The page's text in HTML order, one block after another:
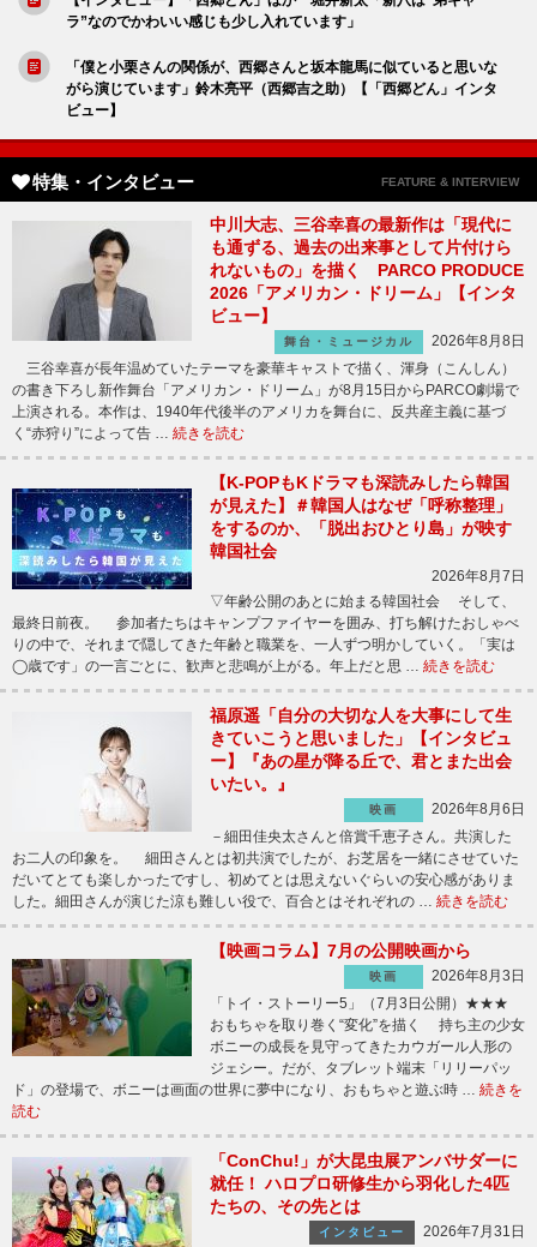
ラ”なのでかわいい感じも少し入れています」
「僕と小栗さんの関係が、西郷さんと坂本龍馬に似ていると思いな
がら演じています」鈴木亮平（西郷吉之助）【「西郷どん」インタ
ビュー】
特集・インタビュー FEATURE & INTERVIEW
中川大志、三谷幸喜の最新作は「現代に
も通ずる、過去の出来事として片付けら
れないもの」を描く PARCO PRODUCE
2026「アメリカン・ドリーム」【インタ
ビュー】
舞台・ミュージカル
2026年8月8日
三谷幸喜が長年温めていたテーマを豪華キャストで描く、渾身（こんしん）
の書き下ろし新作舞台「アメリカン・ドリーム」が8月15日からPARCO劇場で
上演される。本作は、1940年代後半のアメリカを舞台に、反共産主義に基づ
く“赤狩り”によって告 … 続きを読む
【K-POPもKドラマも深読みしたら韓国
が見えた】＃韓国人はなぜ「呼称整理」
をするのか、「脱出おひとり島」が映す
韓国社会
2026年8月7日
▽年齢公開のあとに始まる韓国社会 そして、
最終日前夜。 参加者たちはキャンプファイヤーを囲み、打ち解けたおしゃべ
りの中で、それまで隠してきた年齢と職業を、一人ずつ明かしていく。「実は
◯歳です」の一言ごとに、歓声と悲鳴が上がる。年上だと思 … 続きを読む
福原遥「自分の大切な人を大事にして生
きていこうと思いました」【インタビュ
ー】『あの星が降る丘で、君とまた出会
いたい。』
映画
2026年8月6日
－細田佳央太さんと倍賞千恵子さん。共演した
お二人の印象を。 細田さんとは初共演でしたが、お芝居を一緒にさせていた
だいてとても楽しかったですし、初めてとは思えないぐらいの安心感がありま
した。細田さんが演じた涼も難しい役で、百合とはそれぞれの … 続きを読む
【映画コラム】7月の公開映画から
映画
2026年8月3日
「トイ・ストーリー5」（7月3日公開）★★★
おもちゃを取り巻く“変化”を描く 持ち主の少女
ボニーの成長を見守ってきたカウガール人形の
ジェシー。だが、タブレット端末「リリーパッ
ド」の登場で、ボニーは画面の世界に夢中になり、おもちゃと遊ぶ時 … 続きを
読む
「ConChu!」が大昆虫展アンバサダーに
就任！ ハロプロ研修生から羽化した4匹
たちの、その先とは
インタビュー
2026年7月31日